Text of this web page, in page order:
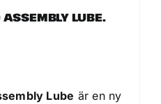
LUBE.
Lube är en ny